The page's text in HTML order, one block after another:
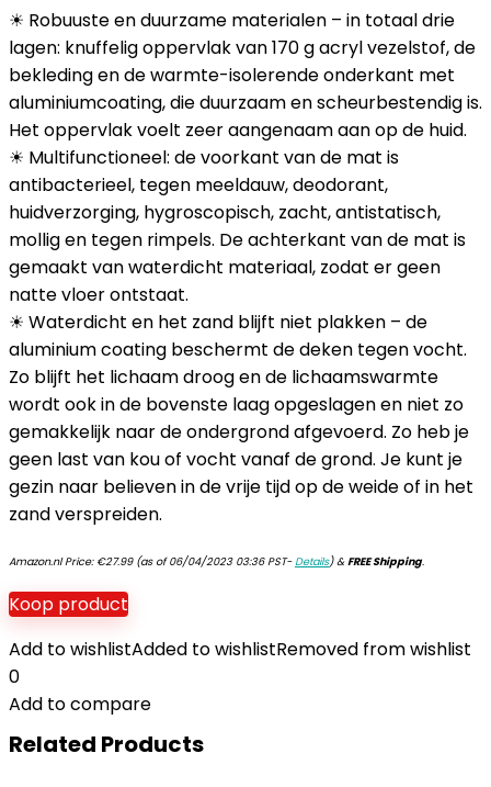
☀ Robuuste en duurzame materialen – in totaal drie
lagen: knuffelig oppervlak van 170 g acryl vezelstof, de
bekleding en de warmte-isolerende onderkant met
aluminiumcoating, die duurzaam en scheurbestendig is.
Het oppervlak voelt zeer aangenaam aan op de huid.
☀ Multifunctioneel: de voorkant van de mat is
antibacterieel, tegen meeldauw, deodorant,
huidverzorging, hygroscopisch, zacht, antistatisch,
mollig en tegen rimpels. De achterkant van de mat is
gemaakt van waterdicht materiaal, zodat er geen
natte vloer ontstaat.
☀ Waterdicht en het zand blijft niet plakken – de
aluminium coating beschermt de deken tegen vocht.
Zo blijft het lichaam droog en de lichaamswarmte
wordt ook in de bovenste laag opgeslagen en niet zo
gemakkelijk naar de ondergrond afgevoerd. Zo heb je
geen last van kou of vocht vanaf de grond. Je kunt je
gezin naar believen in de vrije tijd op de weide of in het
zand verspreiden.
Amazon.nl Price: €27.99(as of 06/04/2023 03:36 PST-Details)&FREE Shipping.
Koop product
Add to wishlistAdded to wishlistRemoved from wishlist
0
Add to compare
Related Products